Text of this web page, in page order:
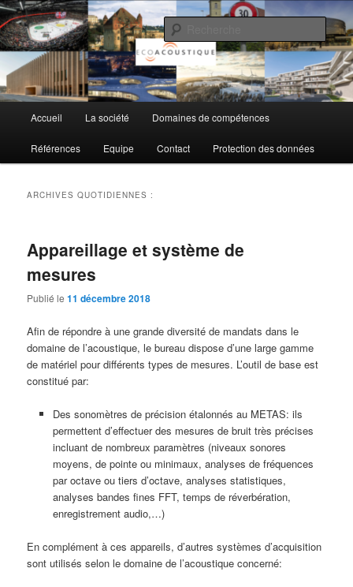
Aller
au
contenu
principal
Aller
au
contenu
secondaireEcoAcoustique SA
principal
Accueil La société Domaines de compétences
Références Equipe Contact Protection des données
ARCHIVES QUOTIDIENNES :
Appareillage et système de
mesures
Publié le11 décembre 2018
Afin de répondre à une grande diversité de mandats dans le
domaine de l’acoustique, le bureau dispose d’une large gamme
de matériel pour différents types de mesures. L’outil de base est
constitué par:
Des sonomètres de précision étalonnés au METAS: ils
permettent d’effectuer des mesures de bruit très précises
incluant de nombreux paramètres (niveaux sonores
moyens, de pointe ou minimaux, analyses de fréquences
par octave ou tiers d’octave, analyses statistiques,
analyses bandes fines FFT, temps de réverbération,
enregistrement audio,…)
En complément à ces appareils, d’autres systèmes d’acquisition
sont utilisés selon le domaine de l’acoustique concerné: